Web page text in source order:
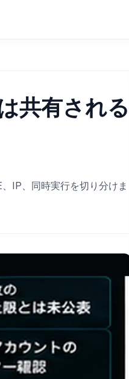
共有される
IP、同時実行を切り分けま